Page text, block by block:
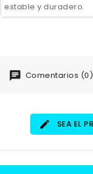
estable y duradero.
Comentarios (0)
SEA EL